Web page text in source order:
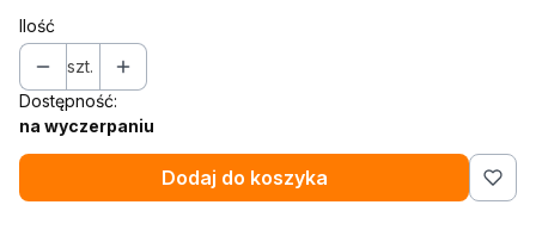
Ilość
szt.
Dostępność:
na wyczerpaniu
Dodaj do koszyka